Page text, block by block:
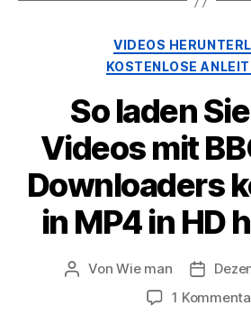
VIDEOS
KOSTENLOSE
So laden
Videos mit
Downloaders
in MP4 in HD
Beitragsautor
VonWie man
Nach
1